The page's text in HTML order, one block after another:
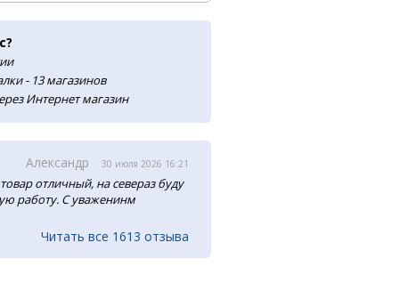
- 13 магазинов
Интернет магазин
Александр 30 июля 2026 16:21
отличный, на севераз буду
работу. С уваженинм
Читать все 1613 отзыва